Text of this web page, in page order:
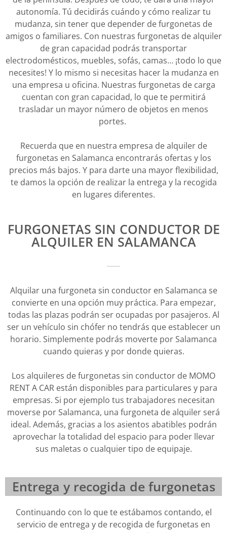
autonomía. Tú decidirás cuándo y cómo realizar tu
mudanza, sin tener que depender de furgonetas de
amigos o familiares. Con nuestras furgonetas de alquiler
de gran capacidad podrás transportar
electrodomésticos, muebles, sofás, camas… ¡todo lo que
necesites! Y lo mismo si necesitas hacer la mudanza en
una empresa u oficina. Nuestras furgonetas de carga
cuentan con gran capacidad, lo que te permitirá
trasladar un mayor número de objetos en menos
portes.
Recuerda que en nuestra empresa de alquiler de
furgonetas en Salamanca encontrarás ofertas y los
precios más bajos. Y para darte una mayor flexibilidad,
te damos la opción de realizar la entrega y la recogida
en lugares diferentes.
FURGONETAS SIN CONDUCTOR DE
ALQUILER EN SALAMANCA
Alquilar una furgoneta sin conductor en Salamanca se
convierte en una opción muy práctica. Para empezar,
todas las plazas podrán ser ocupadas por pasajeros. Al
ser un vehículo sin chófer no tendrás que establecer un
horario. Simplemente podrás moverte por Salamanca
cuando quieras y por donde quieras.
Los alquileres de furgonetas sin conductor de MOMO
RENT A CAR están disponibles para particulares y para
empresas. Si por ejemplo tus trabajadores necesitan
moverse por Salamanca, una furgoneta de alquiler será
ideal. Además, gracias a los asientos abatibles podrán
aprovechar la totalidad del espacio para poder llevar
sus maletas o cualquier tipo de equipaje.
Entrega y recogida de furgonetas
Continuando con lo que te estábamos contando, el
servicio de entrega y de recogida de furgonetas en